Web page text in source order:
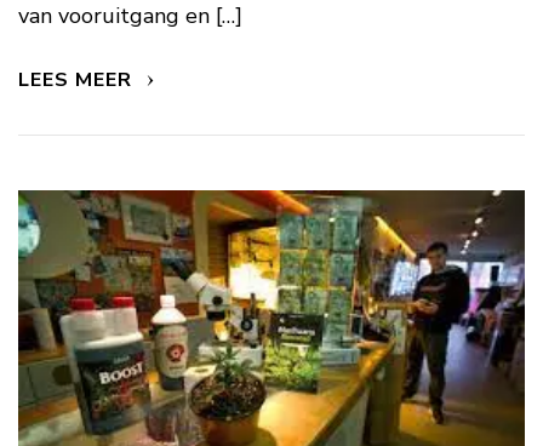
van vooruitgang en […]
LEES MEER